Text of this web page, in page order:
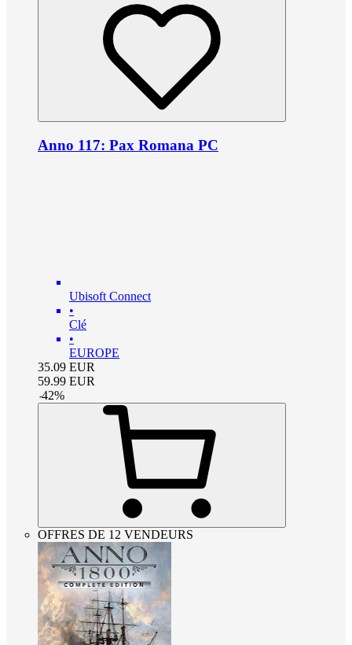
Anno 117: Pax Romana PC
Ubisoft Connect
•
Clé
•
EUROPE
35.09 EUR
59.99 EUR
-42%
OFFRES DE 12 VENDEURS